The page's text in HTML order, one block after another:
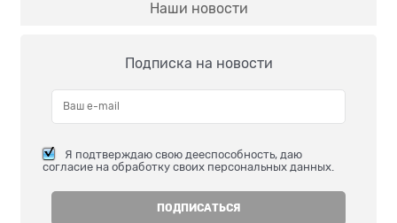
Наши новости
Подписка на новости
Я подтверждаю свою дееспособность, даю
согласие на обработку своих персональных данных.